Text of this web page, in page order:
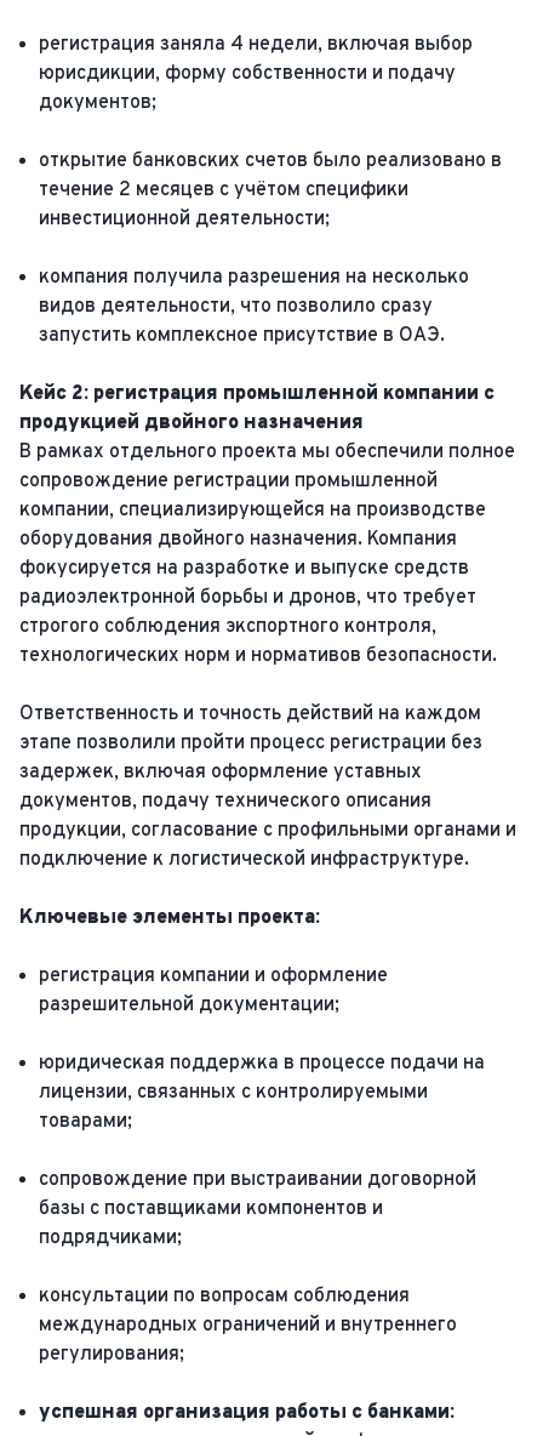
регистрация заняла 4 недели, включая выбор
юрисдикции, форму собственности и подачу
документов;
открытие банковских счетов было реализовано в
течение 2 месяцев с учётом специфики
инвестиционной деятельности;
компания получила разрешения на несколько
видов деятельности, что позволило сразу
запустить комплексное присутствие в ОАЭ.
Кейс 2: регистрация промышленной компании с
продукцией двойного назначения
В рамках отдельного проекта мы обеспечили полное
сопровождение регистрации промышленной
компании, специализирующейся на производстве
оборудования двойного назначения. Компания
фокусируется на разработке и выпуске средств
радиоэлектронной борьбы и дронов, что требует
строгого соблюдения экспортного контроля,
технологических норм и нормативов безопасности.
Ответственность и точность действий на каждом
этапе позволили пройти процесс регистрации без
задержек, включая оформление уставных
документов, подачу технического описания
продукции, согласование с профильными органами и
подключение к логистической инфраструктуре.
Ключевые элементы проекта:
регистрация компании и оформление
разрешительной документации;
юридическая поддержка в процессе подачи на
лицензии, связанных с контролируемыми
товарами;
сопровождение при выстраивании договорной
базы с поставщиками компонентов и
подрядчиками;
консультации по вопросам соблюдения
международных ограничений и внутреннего
регулирования;
успешная организация работы с банками: